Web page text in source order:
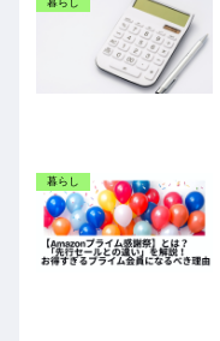
暮らし